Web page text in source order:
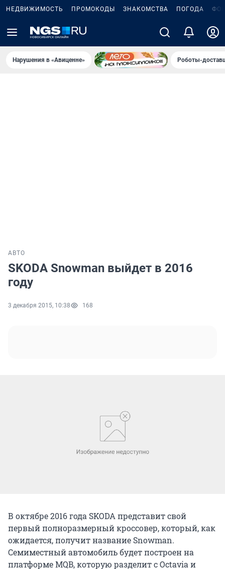
НЕДВИЖИМОСТЬ ПРОМОКОДЫ ЗНАКОМСТВА ПОГОДА
Нарушения в «Авиценне» Роботы-
АВТО
SKODA Snowman выйдет в 2016
году
3 декабря 2015, 10:38 168
В октябре 2016 года SKODA представит свой
первый полноразмерный кроссовер, который, как
ожидается, получит название Snowman.
Семиместный автомобиль будет построен на
платформе MQB, которую разделит с Octavia и